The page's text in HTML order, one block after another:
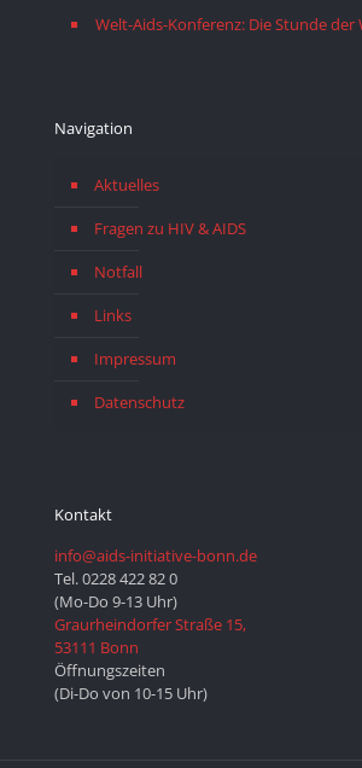
Welt-Aids-Konferenz: Die Stunde der
Navigation
Aktuelles
Fragen zu HIV & AIDS
Notfall
Links
Impressum
Datenschutz
Kontakt
info@aids-initiative-bonn.de
Tel. 0228 422 82 0
(Mo-Do 9-13 Uhr)
Graurheindorfer Straße 15,
53111 Bonn
Öffnungszeiten
(Di-Do von 10-15 Uhr)